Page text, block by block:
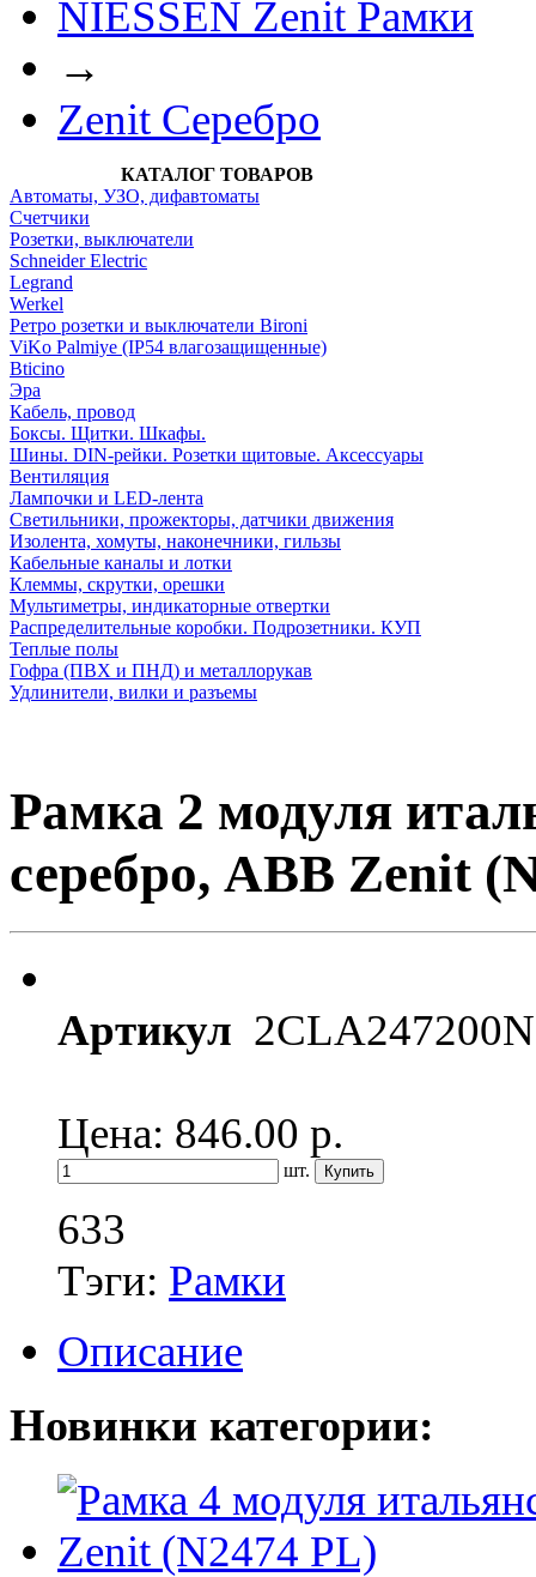
NIESSEN Zenit Рамки
→
Zenit Серебро
КАТАЛОГ ТОВАРОВ
Автоматы, УЗО, дифавтоматы
Счетчики
Розетки, выключатели
Schneider Electric
Legrand
Werkel
Ретро розетки и выключатели Bironi
ViKo Palmiye (IP54 влагозащищенные)
Bticino
Эра
Кабель, провод
Боксы. Щитки. Шкафы.
Шины. DIN-рейки. Розетки щитовые. Аксессуары
Вентиляция
Лампочки и LED-лента
Светильники, прожекторы, датчики движения
Изолента, хомуты, наконечники, гильзы
Кабельные каналы и лотки
Клеммы, скрутки, орешки
Мультиметры, индикаторные отвертки
Распределительные коробки. Подрозетники. КУП
Теплые полы
Гофра (ПВХ и ПНД) и металлорукав
Удлинители, вилки и разъемы
Рамка 2 модуля
серебро, ABB Zenit
Артикул
Цена: 846.00 р.
шт.
633
Тэги: Рамки
Описание
Новинки категории: